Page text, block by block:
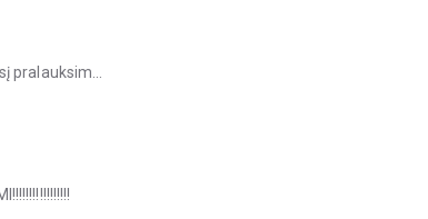
pralauksim…